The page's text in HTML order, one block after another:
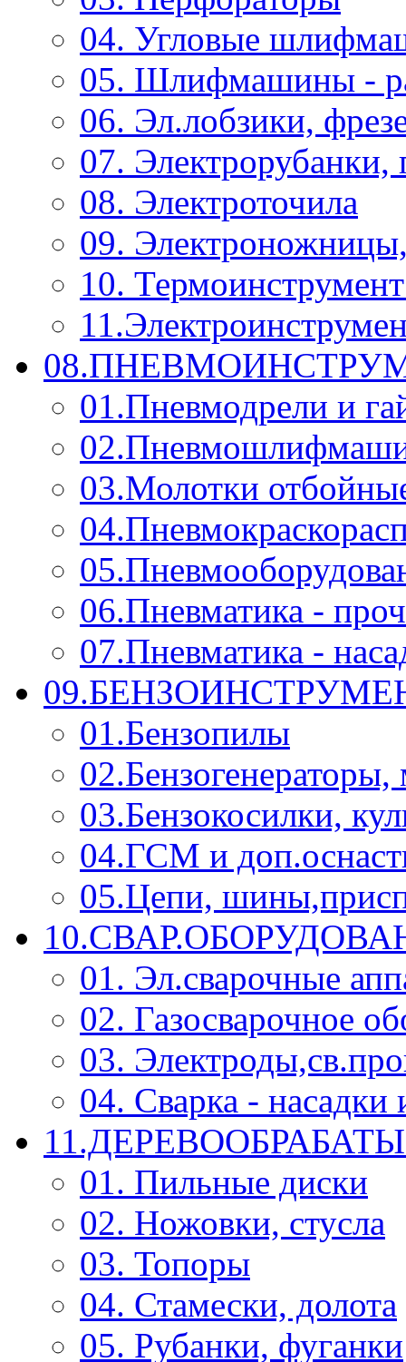
04. Угловые
05. Шлифмашины -
06. Эл.лобзики,
07. Электрорубанки,
08. Электроточила
09.
10.
01.Пневмодрели и
03.Молотки
06.Пневматика -
07.Пневматика -
01.Бензопилы
03.Бензокосилки,
04.ГСМ и
05.Цепи,
01. Эл.сварочные
02. Газосварочное
03.
04. Сварка -
01. Пильные диски
02. Ножовки, стусла
03. Топоры
04. Стамески, долота
05. Рубанки, фуганки